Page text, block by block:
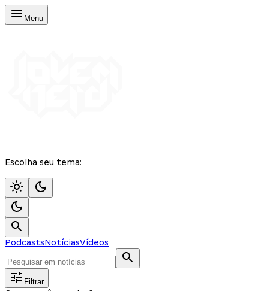
Menu
Escolha seu tema:
PodcastsNotíciasVídeos
Filtrar